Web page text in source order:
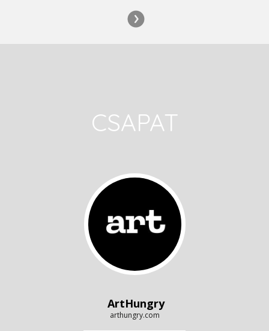
CSAPAT
ArtHungry
arthungry.com